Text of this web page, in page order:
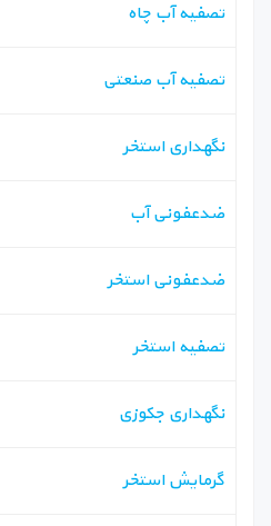
تصفیه آب چاه
تصفیه آب صنعتی
نگهداری استخر
ضدعفونی آب
ضدعفونی استخر
تصفیه استخر
نگهداری جکوزی
گرمایش استخر